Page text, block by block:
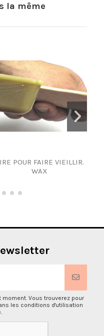
la même
POUR FAIRE VIEILLIR.
WAX
Vous trouverez pour
les conditions d'utilisation